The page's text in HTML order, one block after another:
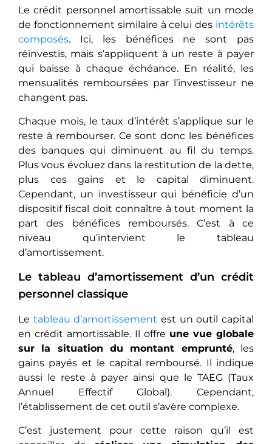
Le crédit personnel amortissable suit un mode
de fonctionnement similaire à celui des intérêts
composés. Ici, les bénéfices ne sont pas
réinvestis, mais s’appliquent à un reste à payer
qui baisse à chaque échéance. En réalité, les
mensualités remboursées par l’investisseur ne
changent pas.
Chaque mois, le taux d’intérêt s’applique sur le
reste à rembourser. Ce sont donc les bénéfices
des banques qui diminuent au fil du temps.
Plus vous évoluez dans la restitution de la dette,
plus ces gains et le capital diminuent.
Cependant, un investisseur qui bénéficie d’un
dispositif fiscal doit connaître à tout moment la
part des bénéfices remboursés. C’est à ce
niveau qu’intervient le tableau
d’amortissement.
Le tableau d’amortissement d’un crédit
personnel classique
Le tableau d’amortissement est un outil capital
en crédit amortissable. Il offre une vue globale
sur la situation du montant emprunté, les
gains payés et le capital remboursé. Il indique
aussi le reste à payer ainsi que le TAEG (Taux
Annuel Effectif Global). Cependant,
l’établissement de cet outil s’avère complexe.
C’est justement pour cette raison qu’il est